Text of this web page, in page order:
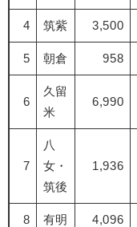
4 筑紫 3,500
5 朝倉 958
6
久留
米
6,990
7
八
女・
筑後
1,936
8 有明 4,096